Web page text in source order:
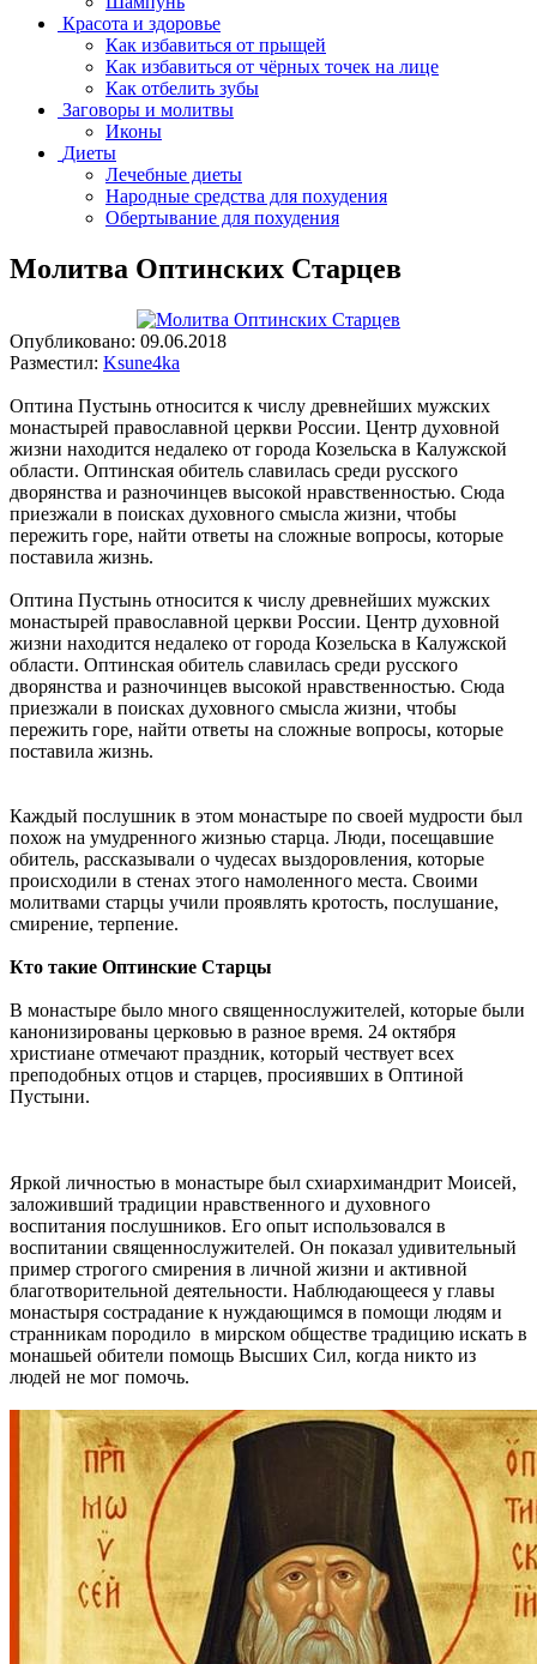
Красота и здоровье
Как избавиться от прыщей
Как избавиться от чёрных точек на лице
Как отбелить зубы
Заговоры и молитвы
Иконы
Диеты
Лечебные диеты
Народные средства для похудения
Обертывание для похудения
Молитва Оптинских Старцев
Опубликовано: 09.06.2018
Разместил: Ksune4ka
Оптина Пустынь относится к числу древнейших мужских
монастырей православной церкви России. Центр духовной
жизни находится недалеко от города Козельска в Калужской
области. Оптинская обитель славилась среди русского
дворянства и разночинцев высокой нравственностью. Сюда
приезжали в поисках духовного смысла жизни, чтобы
пережить горе, найти ответы на сложные вопросы, которые
поставила жизнь.
Оптина Пустынь относится к числу древнейших мужских
монастырей православной церкви России. Центр духовной
жизни находится недалеко от города Козельска в Калужской
области. Оптинская обитель славилась среди русского
дворянства и разночинцев высокой нравственностью. Сюда
приезжали в поисках духовного смысла жизни, чтобы
пережить горе, найти ответы на сложные вопросы, которые
поставила жизнь.
Каждый послушник в этом монастыре по своей мудрости был
похож на умудренного жизнью старца. Люди, посещавшие
обитель, рассказывали о чудесах выздоровления, которые
происходили в стенах этого намоленного места. Своими
молитвами старцы учили проявлять кротость, послушание,
смирение, терпение.
Кто такие Оптинские Старцы
В монастыре было много священнослужителей, которые были
канонизированы церковью в разное время. 24 октября
христиане отмечают праздник, который чествует всех
преподобных отцов и старцев, просиявших в Оптиной
Пустыни.
Яркой личностью в монастыре был схиархимандрит Моисей,
заложивший традиции нравственного и духовного
воспитания послушников. Его опыт использовался в
воспитании священнослужителей. Он показал удивительный
пример строгого смирения в личной жизни и активной
благотворительной деятельности. Наблюдающееся у главы
монастыря сострадание к нуждающимся в помощи людям и
странникам породило в мирском обществе традицию искать в
монашьей обители помощь Высших Сил, когда никто из
людей не мог помочь.